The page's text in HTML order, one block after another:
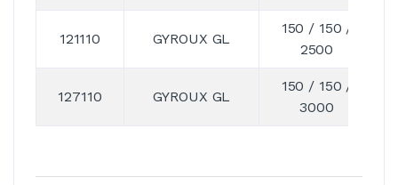
121110 GYROUX GL
150 / 150 /
2500
127110 GYROUX GL
150 / 150 /
3000